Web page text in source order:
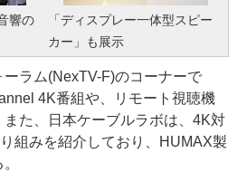
響の
「ディスプレー一体型スピー
カー」も展示
ラム(NexTV-F)のコーナーで
4K番組や、リモート視聴機
た、日本ケーブルラボは、4K対
組みを紹介しており、HUMAX製